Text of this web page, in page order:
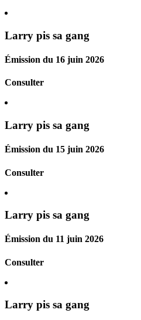
Larry pis sa gang
Émission du 16 juin 2026
Consulter
Larry pis sa gang
Émission du 15 juin 2026
Consulter
Larry pis sa gang
Émission du 11 juin 2026
Consulter
Larry pis sa gang